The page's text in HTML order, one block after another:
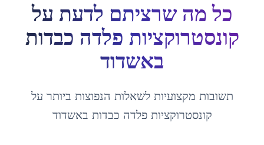
כל מה שרציתם לדעת על
קונסטרוקציות פלדה כבדות
באשדוד
תשובות מקצועיות לשאלות הנפוצות ביותר על
קונסטרוקציות פלדה כבדות באשדוד